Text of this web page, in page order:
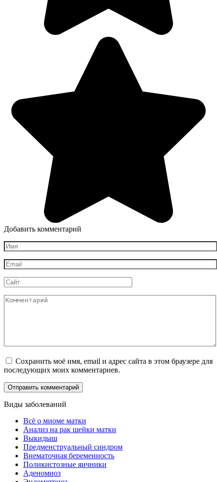
Добавить комментарий
Имя
*
Email
*
Сайт
Комментарий
Сохранить моё имя, email и адрес сайта в этом браузере для
последующих моих комментариев.
Виды заболеваний
Всё о миоме матки
Анализ на рак шейки матки
Выкидыш
Предменструальный синдром
Внематочная беременность
Поликистозные яичники
Аденомиоз